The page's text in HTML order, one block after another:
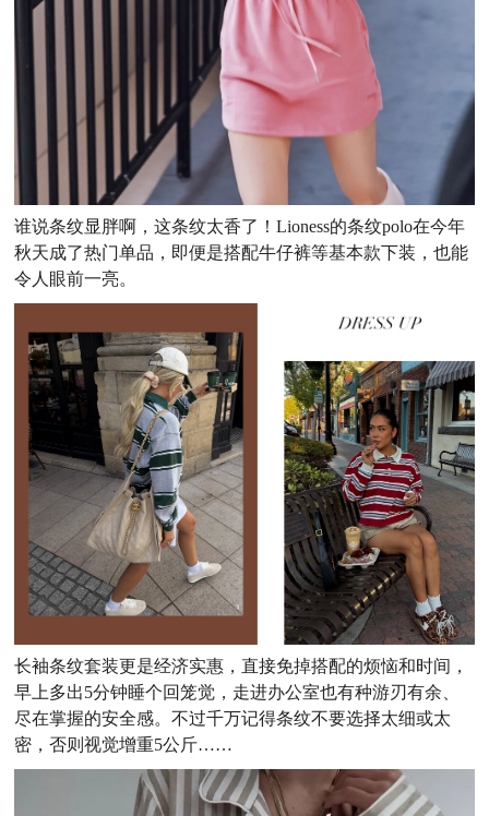
谁说条纹显胖啊，这条纹太香了！Lioness的条纹polo在今年
秋天成了热门单品，即便是搭配牛仔裤等基本款下装，也能
令人眼前一亮。
长袖条纹套装更是经济实惠，直接免掉搭配的烦恼和时间，
早上多出5分钟睡个回笼觉，走进办公室也有种游刃有余、
尽在掌握的安全感。不过千万记得条纹不要选择太细或太
密，否则视觉增重5公斤……